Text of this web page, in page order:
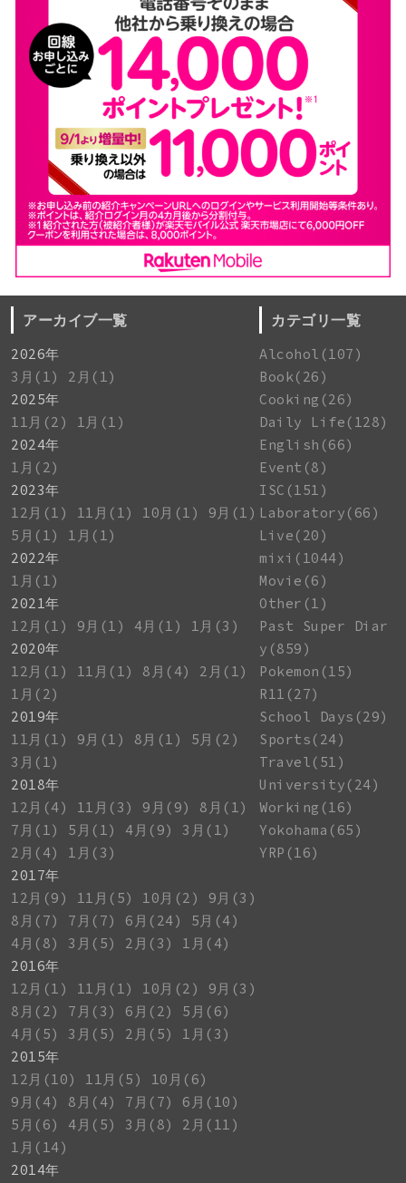
アーカイブ一覧
2026年
3月(1)
2月(1)
2025年
11月(2)
1月(1)
2024年
1月(2)
2023年
12月(1)
11月(1) 10月(1)
9月(1)
5月(1)
1月(1)
2022年
1月(1)
2021年
12月(1)
9月(1) 4月(1)
1月(3)
2020年
12月(1)
11月(1) 8月(4)
2月(1)
1月(2)
2019年
11月(1)
9月(1) 8月(1)
5月(2)
3月(1)
2018年
12月(4)
11月(3) 9月(9)
8月(1)
7月(1)
5月(1) 4月(9)
3月(1)
2月(4)
1月(3)
2017年
12月(9)
11月(5) 10月(2)
9月(3)
8月(7)
7月(7) 6月(24)
5月(4)
4月(8)
3月(5) 2月(3)
1月(4)
2016年
12月(1)
11月(1) 10月(2)
9月(3)
8月(2)
7月(3) 6月(2)
5月(6)
4月(5)
3月(5) 2月(5)
1月(3)
2015年
12月(10)
11月(5)
10月(6)
9月(4)
8月(4) 7月(7)
6月(10)
5月(6)
4月(5) 3月(8)
2月(11)
1月(14)
2014年
カテゴリ一覧
Alcohol(107)
Book(26)
Cooking(26)
Daily Life(128)
English(66)
Event(8)
ISC(151)
Laboratory(66)
Live(20)
mixi(1044)
Movie(6)
Other(1)
Past Super Diar
y(859)
Pokemon(15)
R11(27)
School Days(29)
Sports(24)
Travel(51)
University(24)
Working(16)
Yokohama(65)
YRP(16)